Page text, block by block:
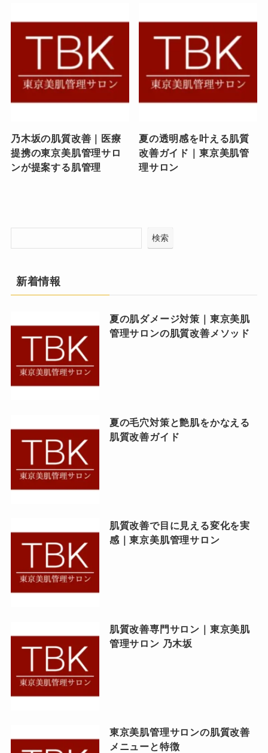
乃木坂の肌質改善｜医療
提携の東京美肌管理サロ
ンが提案する肌管理
夏の透明感を叶える肌質
改善ガイド｜東京美肌管
理サロン
検索
新着情報
夏の肌ダメージ対策｜東京美肌
管理サロンの肌質改善メソッド
夏の毛穴対策と艶肌をかなえる
肌質改善ガイド
肌質改善で目に見える変化を実
感｜東京美肌管理サロン
肌質改善専門サロン｜東京美肌
管理サロン 乃木坂
東京美肌管理サロンの肌質改善
メニューと特徴